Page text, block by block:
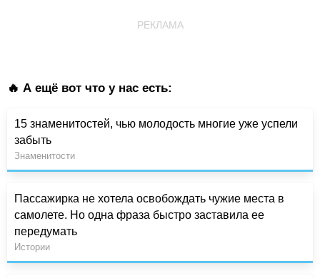
РЕКЛАМА
🔥 А ещё вот что у нас есть:
15 знаменитостей, чью молодость многие уже успели
забыть
Знаменитости
Пассажирка не хотела освобождать чужие места в
самолете. Но одна фраза быстро заставила ее
передумать
Истории